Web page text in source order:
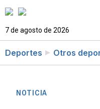
7 de agosto de 2026
Deportes Otros
NOTICIA